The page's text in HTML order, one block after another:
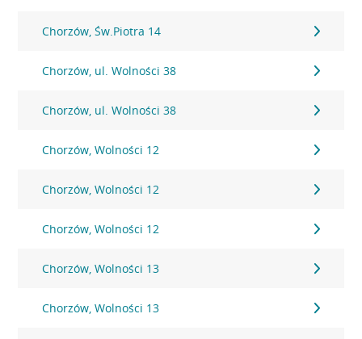
Chorzów, Św.Piotra 14
Chorzów, ul. Wolności 38
Chorzów, ul. Wolności 38
Chorzów, Wolności 12
Chorzów, Wolności 12
Chorzów, Wolności 12
Chorzów, Wolności 13
Chorzów, Wolności 13